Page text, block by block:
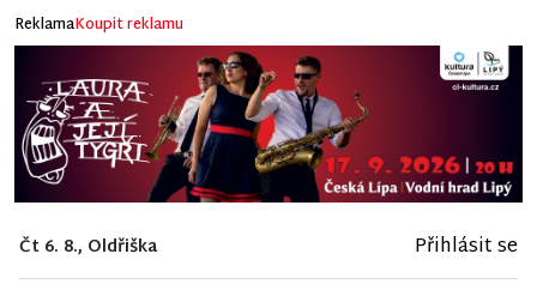
ReklamaKoupit reklamu
Čt 6. 8., Oldřiška Přihlásit se